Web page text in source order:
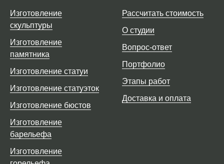
Изготовление
скульптуры
Изготовление
памятника
Изготовление статуи
Изготовление статуэток
Изготовление бюстов
Изготовление
барельефа
Изготовление
Рассчитать стоимость
О студии
Вопрос-ответ
Портфолио
Этапы работ
Доставка и оплата